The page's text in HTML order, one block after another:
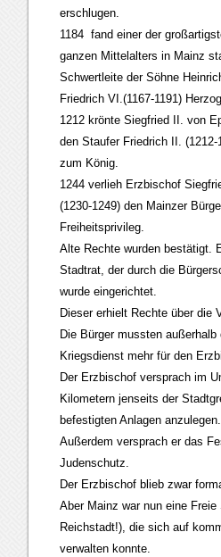
erschlugen.
1184 fand einer der
ganzen Mittelalters in Mainz
Schwertleite der Söhne
Friedrich VI.(1167-1191)
1212 krönte Siegfried II. von
den Staufer Friedrich II.
zum König.
1244 verlieh Erzbischof
(1230-1249) den Mainzer
Freiheitsprivileg.
Alte Rechte wurden bestätigt.
Stadtrat, der durch die
wurde eingerichtet.
Dieser erhielt Rechte über die
Die Bürger mussten
Kriegsdienst mehr für den
Der Erzbischof versprach im
Kilometern jenseits der
befestigten Anlagen anzulegen.
Außerdem versprach er das
Judenschutz.
Der Erzbischof blieb zwar
Aber Mainz war nun eine
Reichstadt!), die sich auf
verwalten konnte.